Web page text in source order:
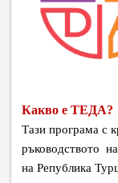
Какво е ТЕДА?
Тази програма с
ръководството
на Република